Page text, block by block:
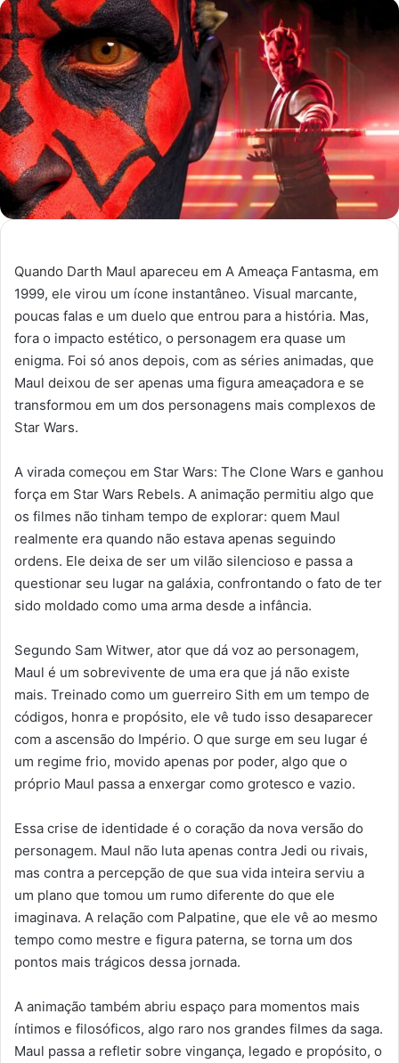
mail
Quando Darth Maul apareceu em A Ameaça Fantasma, em
1999, ele virou um ícone instantâneo. Visual marcante,
poucas falas e um duelo que entrou para a história. Mas,
fora o impacto estético, o personagem era quase um
enigma. Foi só anos depois, com as séries animadas, que
Maul deixou de ser apenas uma figura ameaçadora e se
transformou em um dos personagens mais complexos de
Star Wars.
A virada começou em Star Wars: The Clone Wars e ganhou
força em Star Wars Rebels. A animação permitiu algo que
os filmes não tinham tempo de explorar: quem Maul
realmente era quando não estava apenas seguindo
ordens. Ele deixa de ser um vilão silencioso e passa a
questionar seu lugar na galáxia, confrontando o fato de ter
sido moldado como uma arma desde a infância.
Segundo Sam Witwer, ator que dá voz ao personagem,
Maul é um sobrevivente de uma era que já não existe
mais. Treinado como um guerreiro Sith em um tempo de
códigos, honra e propósito, ele vê tudo isso desaparecer
com a ascensão do Império. O que surge em seu lugar é
um regime frio, movido apenas por poder, algo que o
próprio Maul passa a enxergar como grotesco e vazio.
Essa crise de identidade é o coração da nova versão do
personagem. Maul não luta apenas contra Jedi ou rivais,
mas contra a percepção de que sua vida inteira serviu a
um plano que tomou um rumo diferente do que ele
imaginava. A relação com Palpatine, que ele vê ao mesmo
tempo como mestre e figura paterna, se torna um dos
pontos mais trágicos dessa jornada.
A animação também abriu espaço para momentos mais
íntimos e filosóficos, algo raro nos grandes filmes da saga.
Maul passa a refletir sobre vingança, legado e propósito, o